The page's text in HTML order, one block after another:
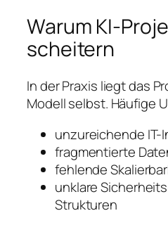
Warum KI-
scheitern
In der Praxis liegt das
Modell selbst. Häufige
unzureichende IT-
fragmentierte
fehlende
unklare
Strukturen